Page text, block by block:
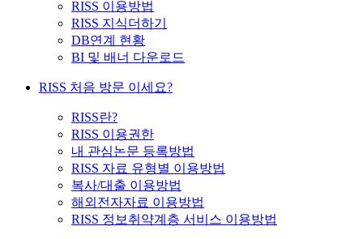
RISS 이용방법
RISS 지식더하기
DB연계 현황
BI 및 배너 다운로드
RISS 처음 방문 이세요?
RISS란?
RISS 이용권한
내 관심논문 등록방법
RISS 자료 유형별 이용방법
복사/대출 이용방법
해외전자자료 이용방법
RISS 정보취약계층 서비스 이용방법